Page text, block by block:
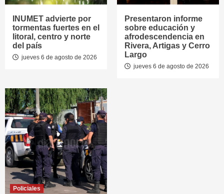
INUMET advierte por
tormentas fuertes en el
litoral, centro y norte
del país
jueves 6 de agosto de 2026
Presentaron informe
sobre educación y
afrodescendencia en
Rivera, Artigas y Cerro
Largo
jueves 6 de agosto de 2026
Policiales